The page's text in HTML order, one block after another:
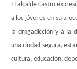
El alcalde Castro
a los jóvenes en su
la drogadicción y a la
una ciudad segura,
cultura, educación,